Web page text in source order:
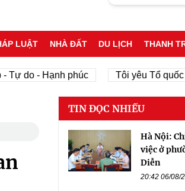
LUẬT NHÀ ĐẤT DU LỊCH THANH
- Hạnh phúc Tôi yêu Tổ quốc tôi
TIN ĐỌC NHIỀU
Hà Nội:
việc ở
Diễn
20:42 06/08/